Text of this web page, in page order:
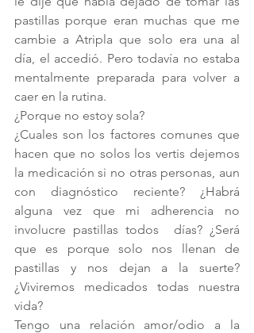
pastillas porque eran muchas que me
cambie a Atripla que solo era una al
día, el accedió. Pero todavía no estaba
mentalmente preparada para volver a
caer en la rutina.
¿Porque no estoy sola?
¿Cuales son los factores comunes que
hacen que no solos los vertis dejemos
la medicación si no otras personas, aun
con diagnóstico reciente? ¿Habrá
alguna vez que mi adherencia no
involucre pastillas todos  días? ¿Será
que es porque solo nos llenan de
pastillas y nos dejan a la suerte?
¿Viviremos medicados todas nuestra
vida?
Tengo una relación amor/odio a la